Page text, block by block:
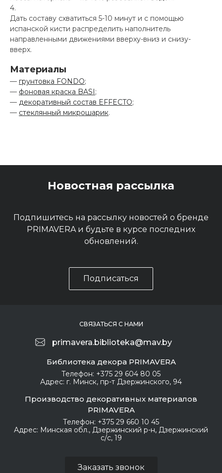
Дать составу схватиться 5-10 минут и с помощью
испанской кисти распределить наполнитель
направленными движениями вверху-вниз и снизу-
вверх.
Материалы
— грунтовка FONDO;
— фоновая краска BASI;
— декоративный состав EFFECTO;
— стеклянный микрошарик.
Новостная рассылка
Подпишитесь на рассылку новостей о бренде
PRIMAVERA и будьте в курсе последних
обновлений.
Подписаться
СВЯЗАТЬСЯ С НАМИ
primavera.biblioteka@mav.by
Библиотека декора PRIMAVERA
Телефон: +375 29 604 80 05
Адрес: г. Минск, пр-т Дзержинского, 94
Производство декоративных материалов
PRIMAVERA
Телефон: +375 29 660 10 45
Адрес: Минская обл., Дзержинский р-н, Дзержинский
с/с, 19
Заказать звонок